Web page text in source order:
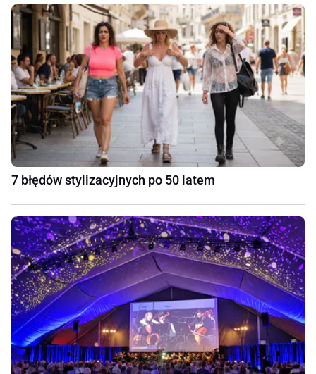
7 błędów stylizacyjnych po 50 latem